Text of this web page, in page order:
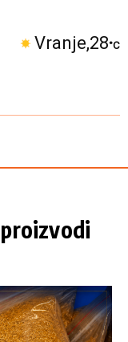
Vranje 28°C